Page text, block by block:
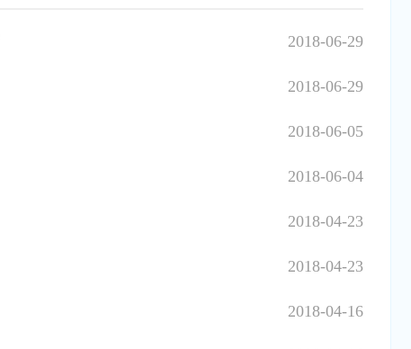
2018-06-29
2018-06-29
2018-06-05
2018-06-04
2018-04-23
2018-04-23
2018-04-16